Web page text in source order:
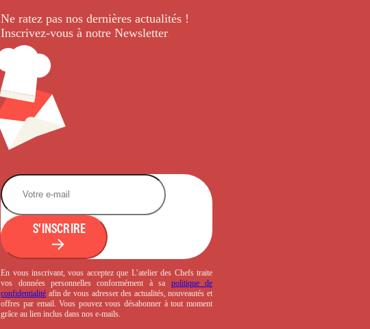
Ne ratez pas nos dernièresactualités !
Inscrivez-vous à notre Newsletter.
S'INSCRIRE
En vous inscrivant, vous acceptez que L’atelier des Chefs traite
vos données personnelles conformément à sa politique de
confidentialité afin de vous adresser des actualités, nouveautés et
offres par email. Vous pouvez vous désabonner à tout moment
grâce au lien inclus dans nos e-mails.